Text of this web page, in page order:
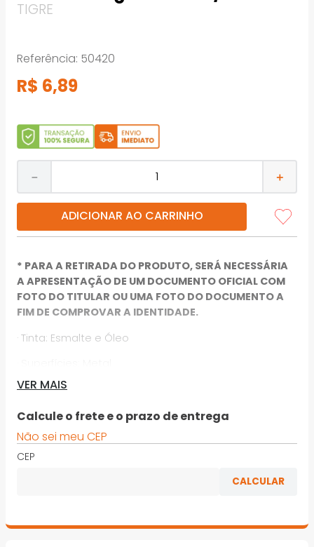
TIGRE
Referência: 50420
R$ 6,89
＋
－
ADICIONAR AO CARRINHO
* PARA A RETIRADA DO PRODUTO, SERÁ NECESSÁRIA
A APRESENTAÇÃO DE UM DOCUMENTO OFICIAL COM
FOTO DO TITULAR OU UMA FOTO DO DOCUMENTO A
FIM DE COMPROVAR A IDENTIDADE.
· Tinta: Esmalte e Óleo
· Espessura: Média
· Cerda/Filamento: Sintético Preto
· Rendimento: Standard
VER MAIS
Calcule o frete e o prazo de entrega
Não sei meu CEP
CEP